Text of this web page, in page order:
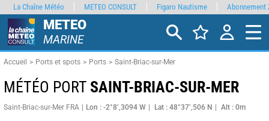
METEO
MARINE
Accueil Ports et spots Ports Saint-Briac-sur-Mer
MÉTÉO PORT SAINT-BRIAC-SUR-MER
Saint-Briac-sur-Mer FRA Lon : -2°8’,3094 W Lat : 48°37’,506 N Alt : 0m
La Chaîne Météo METEO CONSULT Figaro Nautisme Abonnement